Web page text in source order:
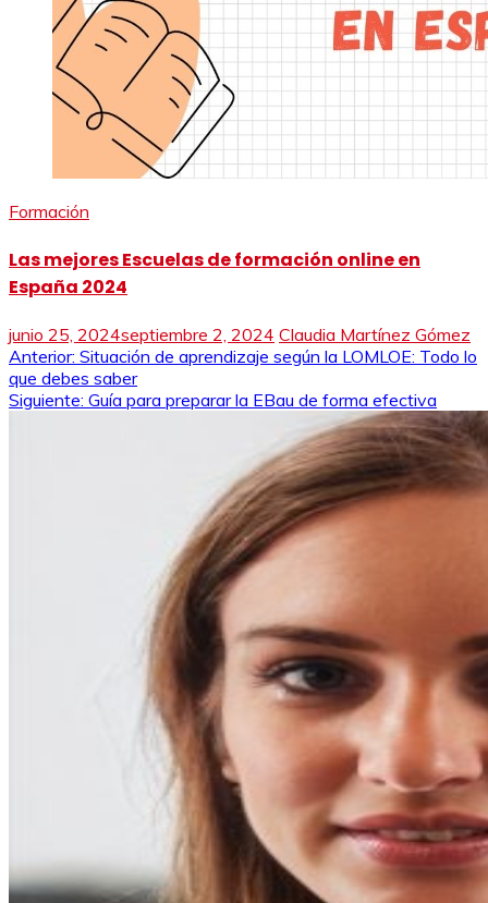
Formación
Las mejores Escuelas de formación online en
España 2024
junio 25, 2024septiembre 2, 2024 Claudia Martínez Gómez
Navegación
de
Anterior: Situación de aprendizaje según la LOMLOE: Todo lo
que debes saber
Siguiente: Guía para preparar la EBau de forma efectiva